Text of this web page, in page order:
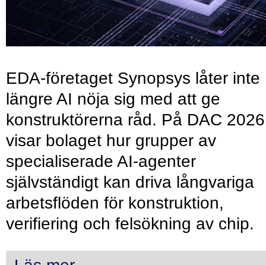
EDA-företaget Synopsys låter inte
längre AI nöja sig med att ge
konstruktörerna råd. På DAC 2026
visar bolaget hur grupper av
specialiserade AI-agenter
självständigt kan driva långvariga
arbetsflöden för konstruktion,
verifiering och felsökning av chip.